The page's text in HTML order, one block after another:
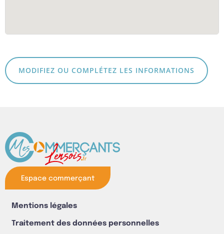
MODIFIEZ OU COMPLÉTEZ LES INFORMATIONS
Espace commerçant
Mentions légales
Traitement des données personnelles